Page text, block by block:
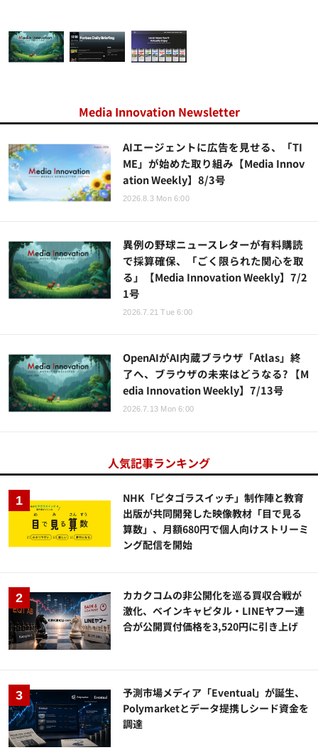
Media Innovation Newsletter
AIエージェントに広告を見せる、「TI
ME」が始めた取り組み【Media Innov
ation Weekly】8/3号
2026.8.3 Mon 6:00
異例の野球ニュースレターが有料購読
で採算確保、「ごく限られた関心を取
る」【Media Innovation Weekly】7/2
1号
2026.7.21 Tue 6:00
OpenAIがAI内蔵ブラウザ「Atlas」終
了へ、ブラウザの未来はどうなる? 【M
edia Innovation Weekly】7/13号
2026.7.13 Mon 6:00
人気記事ランキング
NHK「ピタゴラスイッチ」制作陣と教育
出版が共同開発した映像教材「目で見る
算数」、月額680円で個人向けストリーミ
ング配信を開始
カカクコムの非公開化を巡る買収合戦が
激化、ベインキャピタル・LINEヤフー連
合が公開買付価格を3,520円に引き上げ
予測市場メディア「Eventual」が誕生、
Polymarketとデータ提携しシード資金を
調達